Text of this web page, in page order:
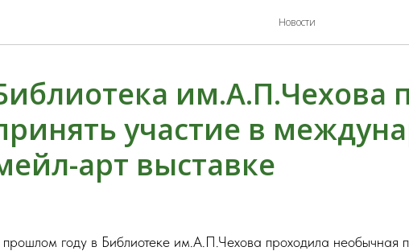
Новости
им.А.П.Чехова
участие в
арт выставке
году в Библиотеке им.А.П.Чехова проходила необычная